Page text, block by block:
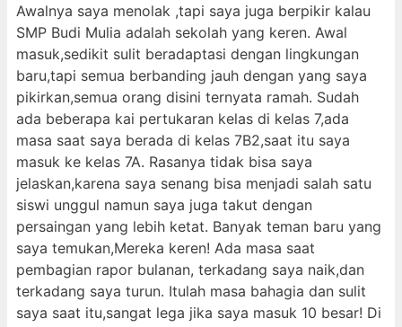
Awalnya saya menolak ,tapi saya juga berpikir kalau
SMP Budi Mulia adalah sekolah yang keren. Awal
masuk,sedikit sulit beradaptasi dengan lingkungan
baru,tapi semua berbanding jauh dengan yang saya
pikirkan,semua orang disini ternyata ramah. Sudah
ada beberapa kai pertukaran kelas di kelas 7,ada
masa saat saya berada di kelas 7B2,saat itu saya
masuk ke kelas 7A. Rasanya tidak bisa saya
jelaskan,karena saya senang bisa menjadi salah satu
siswi unggul namun saya juga takut dengan
persaingan yang lebih ketat. Banyak teman baru yang
saya temukan,Mereka keren! Ada masa saat
pembagian rapor bulanan, terkadang saya naik,dan
terkadang saya turun. Itulah masa bahagia dan sulit
saya saat itu,sangat lega jika saya masuk 10 besar! Di